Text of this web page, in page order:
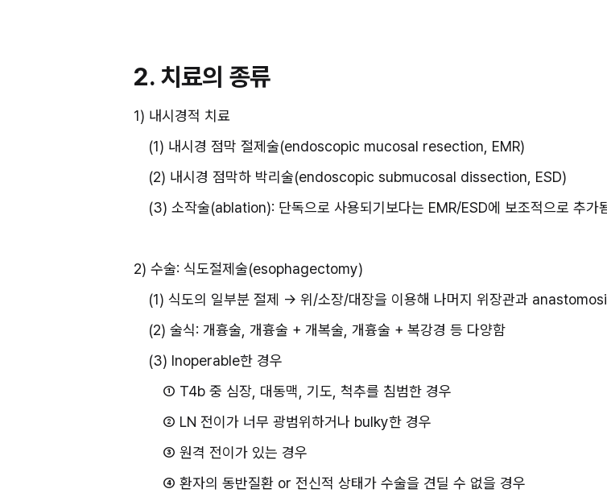
2. 치료의 종류
1) 내시경적 치료
(1) 내시경 점막 절제술(endoscopic mucosal resection, EMR)
(2) 내시경 점막하 박리술(endoscopic submucosal dissection, ESD)
(3) 소작술(ablation): 단독으로 사용되기보다는 EMR/ESD에 보조적으로 추가
2) 수술: 식도절제술(esophagectomy)
(1) 식도의 일부분 절제 → 위/소장/대장을 이용해 나머지 위장관과
(2) 술식: 개흉술, 개흉술 + 개복술, 개흉술 + 복강경 등 다양함
(3) Inoperable한 경우
① T4b 중 심장, 대동맥, 기도, 척추를 침범한 경우
② LN 전이가 너무 광범위하거나 bulky한 경우
③ 원격 전이가 있는 경우
④ 환자의 동반질환 or 전신적 상태가 수술을 견딜 수 없을 경우